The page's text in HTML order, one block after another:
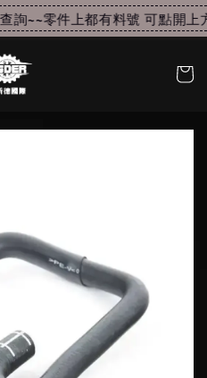
詢~~零件上都有料號 可點開上